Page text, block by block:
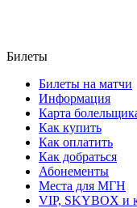
Билеты
Билеты на матчи
Информация
Карта
Как купить
Как оплатить
Как добраться
Абонементы
Места для МГН
VIP, SKYBOX и